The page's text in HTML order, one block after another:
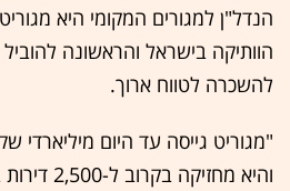
הוותיקה בישראל והראשונה
להשכרה לטווח ארוך.
"מגוריט גייסה עד היום מיליארדי
והיא